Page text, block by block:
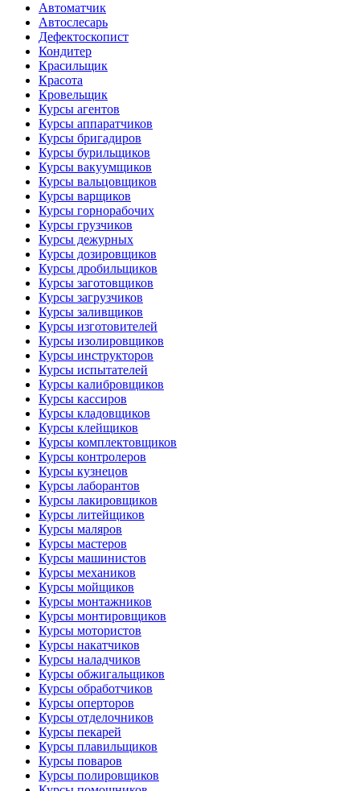
Автоматчик
Автослесарь
Дефектоскопист
Кондитер
Красильщик
Красота
Кровельщик
Курсы агентов
Курсы аппаратчиков
Курсы бригадиров
Курсы бурильщиков
Курсы вакуумщиков
Курсы вальцовщиков
Курсы варщиков
Курсы горнорабочих
Курсы грузчиков
Курсы дежурных
Курсы дозировщиков
Курсы дробильщиков
Курсы заготовщиков
Курсы загрузчиков
Курсы заливщиков
Курсы изготовителей
Курсы изолировщиков
Курсы инструкторов
Курсы испытателей
Курсы калибровщиков
Курсы кассиров
Курсы кладовщиков
Курсы клейщиков
Курсы комплектовщиков
Курсы контролеров
Курсы кузнецов
Курсы лаборантов
Курсы лакировщиков
Курсы литейщиков
Курсы маляров
Курсы мастеров
Курсы машинистов
Курсы механиков
Курсы мойщиков
Курсы монтажников
Курсы монтировщиков
Курсы мотористов
Курсы накатчиков
Курсы наладчиков
Курсы обжигальщиков
Курсы обработчиков
Курсы оперторов
Курсы отделочников
Курсы пекарей
Курсы плавильщиков
Курсы поваров
Курсы полировщиков